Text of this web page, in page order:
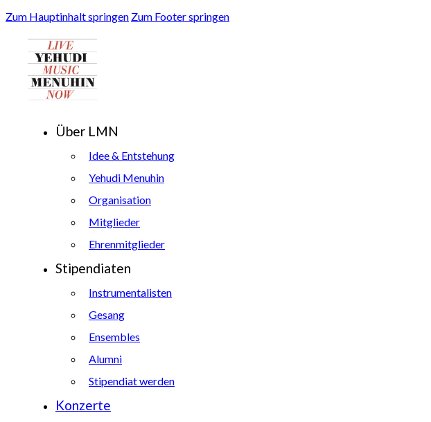
Zum Hauptinhalt springen Zum Footer springen
Über LMN
Idee & Entstehung
Yehudi Menuhin
Organisation
Mitglieder
Ehrenmitglieder
Stipendiaten
Instrumentalisten
Gesang
Ensembles
Alumni
Stipendiat werden
Konzerte